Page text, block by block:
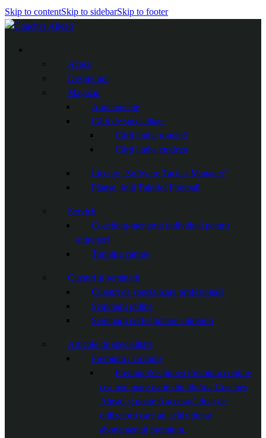
Skip to contentSkip to sidebarSkip to footer
Acasă
Despre noi
Magazin
Abonamente
Cărți de specialitate
Cărți limba română
Cărți limba engleza
Licențe „Software Tactics Manager”
Planșe, folii Taktifol Football
Servicii
Coaching-mentorat individual pentru
antrenori
Training camps
Cursuri și seminarii
Cursuri de specializare profesională
Seminarii online
Seminarii perfecționare antrenori
Articole de specialitate
Premium / Gratuite
PremiumSecțiunea Premium conține
cea mai mare parte din librăria Coaches
Ahead și poate fi accesată doar de
utilizatorii care au achiziționat
abonamentul premium.